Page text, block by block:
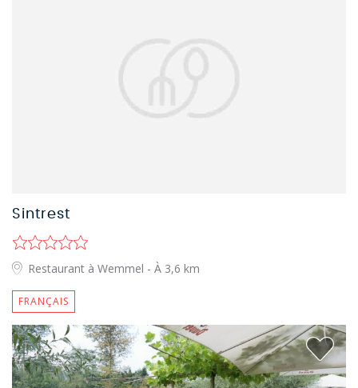
Sintrest
Restaurant à Wemmel - À 3,6 km
FRANÇAIS